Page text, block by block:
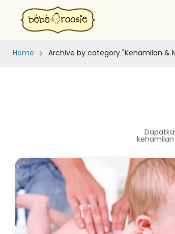
Home Archive by category "Kehamilan &